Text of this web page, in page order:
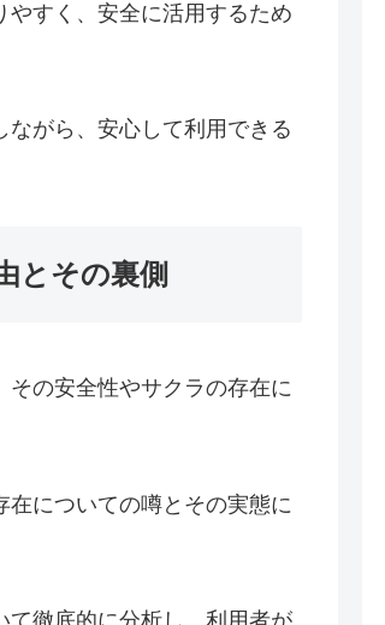
すく、安全に活用するため
ながら、安心して利用できる
とその裏側
の安全性やサクラの存在に
についての噂とその実態に